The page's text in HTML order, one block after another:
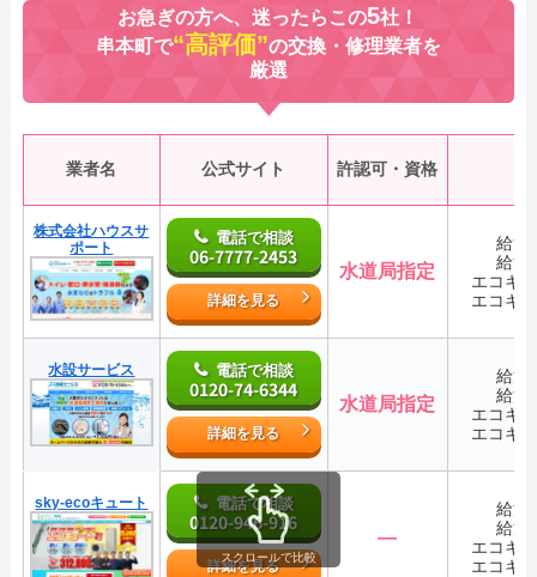
お急ぎの方へ、迷ったらこの5社！
串本町で“高評価”の交換・修理業者を
厳選
業者名 公式サイト 許認可・資格
株式会社ハウスサ
ポート
電話で相談
06-7777-2453
詳細を見る
水道局指定
給湯
給湯
エコキ
エコキ
水設サービス 電話で相談
0120-74-6344
詳細を見る
水道局指定
給湯
給湯
エコキ
エコキ
sky-ecoキュート 電話で相談
0120-946-916
詳細を見る
―
給湯
給湯
エコキ
エコキ
スクロールで比較